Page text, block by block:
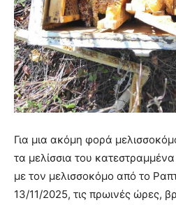
Για μια ακόμη φορά
τα μελίσσια του
με τον μελισσοκόμο από το
13/11/2025, τις πρωινές ώρες,